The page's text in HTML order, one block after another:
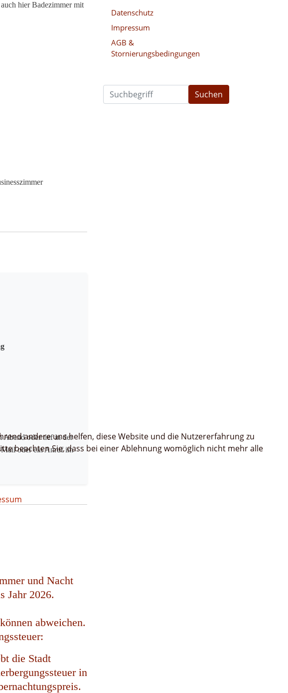
hier Badezimmer mit
Abend oder tief in der
Mail oder ein Anruf im
und Nacht
Jahr 2026.
abweichen.
die Stadt
in
Datenschutz
Impressum
AGB &
Stornierungsbedingungen
Suchen
andere uns helfen, diese Website und die Nutzererfahrung zu
beachten Sie, dass bei einer Ablehnung womöglich nicht mehr alle